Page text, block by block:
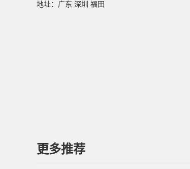
地址：广东 深圳 福田
更多推荐